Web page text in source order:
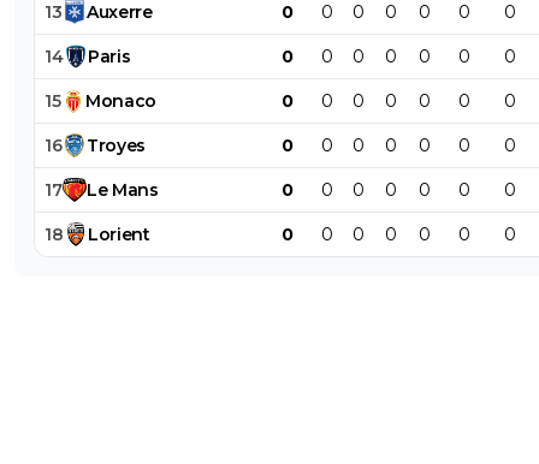
13 Auxerre 0 0 0 0 0 0 0
14 Paris 0 0 0 0 0 0 0
15 Monaco 0 0 0 0 0 0 0
16 Troyes 0 0 0 0 0 0 0
17 Le Mans 0 0 0 0 0 0 0
18 Lorient 0 0 0 0 0 0 0